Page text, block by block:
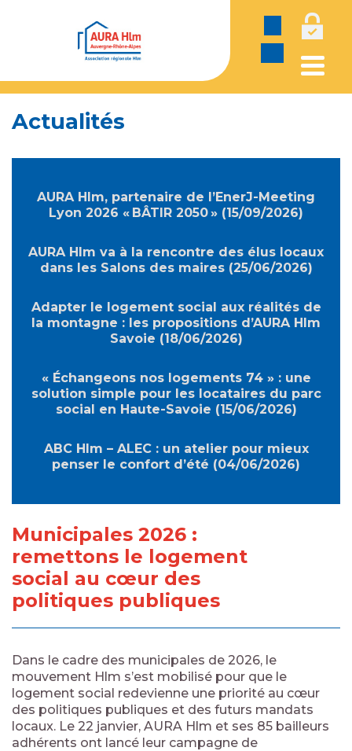
Actualités
AURA Hlm, partenaire de l’EnerJ-Meeting
Lyon 2026 « BÂTIR 2050 » (15/09/2026)
AURA Hlm va à la rencontre des élus locaux
dans les Salons des maires (25/06/2026)
Adapter le logement social aux réalités de
la montagne : les propositions d’AURA Hlm
Savoie (18/06/2026)
« Échangeons nos logements 74 » : une
solution simple pour les locataires du parc
social en Haute-Savoie (15/06/2026)
ABC Hlm – ALEC : un atelier pour mieux
penser le confort d’été (04/06/2026)
Municipales 2026 :
remettons le logement
social au cœur des
politiques publiques
Dans le cadre des municipales de 2026, le
mouvement Hlm s’est mobilisé pour que le
logement social redevienne une priorité au cœur
des politiques publiques et des futurs mandats
locaux. Le 22 janvier, AURA Hlm et ses 85 bailleurs
adhérents ont lancé leur campagne de